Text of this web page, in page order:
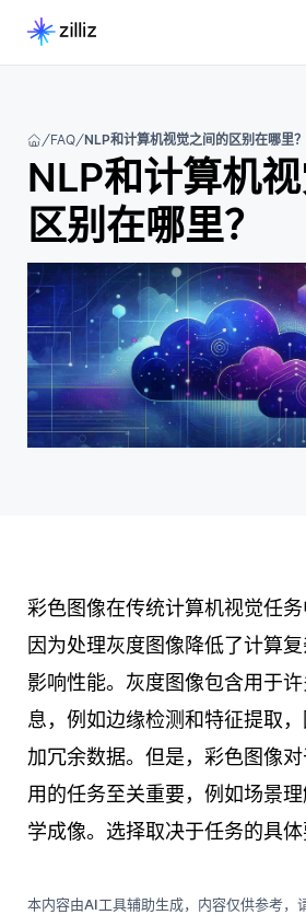
FAQ NLP和计算机视觉之间的区别在哪里？
NLP和计算机
区别在哪里？
彩色图像在传统计算机视觉任务
因为处理灰度图像降低了计算
影响性能。灰度图像包含用于
息，例如边缘检测和特征提取
加冗余数据。但是，彩色图像
用的任务至关重要，例如场景
学成像。选择取决于任务的具体
本内容由AI工具辅助生成，内容仅供参考，